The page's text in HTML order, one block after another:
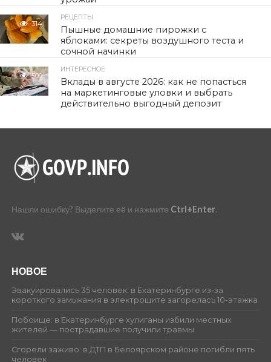
314
РЕЦЕПТЫ
Пышные домашние пирожки с
яблоками: секреты воздушного теста и
сочной начинки
509
ИНТЕРЕСНОЕ
Вклады в августе 2026: как не попасться
на маркетинговые уловки и выбрать
действительно выгодный депозит
Нашли ошибку? Выделите её и нажмите Ctrl+Enter.
НОВОЕ
Эвакуировались 35 человек: в Екатеринбурге из-за
короткого замыкания в электрощите загорелась 10-этажка
Побоище: в Екатеринбурге хулиганы избили местных
жителей — пострадавшие получили травмы
Сгорели заживо: в ДТП в Белоярском районе погибли пять
человек